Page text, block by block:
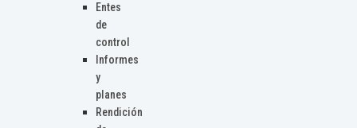
Entes
de
control
Informes
y
planes
Rendición